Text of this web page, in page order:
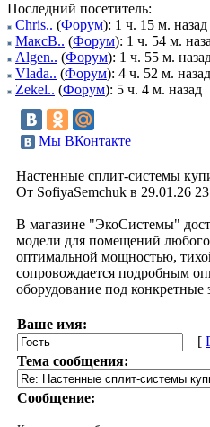
Последний посетитель:
Chris.. (Форум): 1 ч. 15 м. назад
МаксВ.. (Форум): 1 ч. 54 м.
Algen.. (Форум): 1 ч. 55 м.
Vlada.. (Форум): 4 ч. 52 м. назад
Zekel.. (Форум): 5 ч. 4 м. назад
Мы ВКонтакте
Настенные сплит-системы
От SofiyaSemchuk в 29.01.26
В магазине "ЭкоСистемы"
модели для помещений любого
оптимальной мощностью,
сопровождается подробным
оборудование под конкретные
Ваше имя:
[
Тема сообщения:
Сообщение: